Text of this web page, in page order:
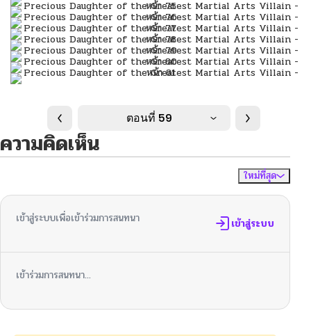
ตอนที่ 59
ความคิดเห็น
ใหม่ที่สุด
เข้าสู่ระบบเพื่อเข้าร่วมการสนทนา เข้าสู่ระบบ
เข้าร่วมการสนทนา...